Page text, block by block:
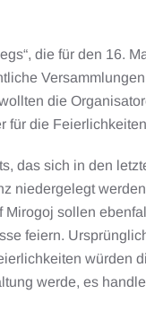
die für den 16.
die
für die
das sich in den
niedergelegt
sollen
feiern.
würden
werde, es